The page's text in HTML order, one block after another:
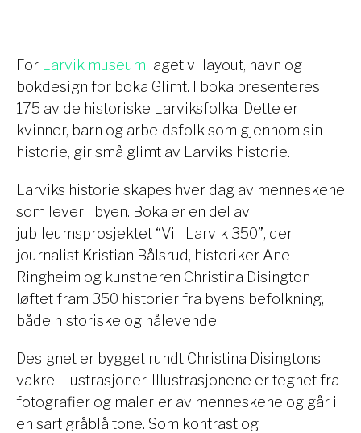
For Larvik museum laget vi layout, navn og
bokdesign for boka Glimt. I boka presenteres
175 av de historiske Larviksfolka. Dette er
kvinner, barn og arbeidsfolk som gjennom sin
historie, gir små glimt av Larviks historie.
Larviks historie skapes hver dag av menneskene
som lever i byen. Boka er en del av
jubileumsprosjektet “Vi i Larvik 350”, der
journalist Kristian Bålsrud, historiker Ane
Ringheim og kunstneren Christina Disington
løftet fram 350 historier fra byens befolkning,
både historiske og nålevende.
Designet er bygget rundt Christina Disingtons
vakre illustrasjoner. Illustrasjonene er tegnet fra
fotografier og malerier av menneskene og går i
en sart gråblå tone. Som kontrast og